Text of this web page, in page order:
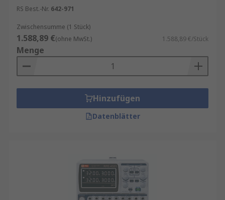
RS Best.-Nr. 642-971
Zwischensumme (1 Stück)
1.588,89 €(ohne MwSt.) 1.588,89 €/Stück
Menge
Hinzufügen
Datenblätter